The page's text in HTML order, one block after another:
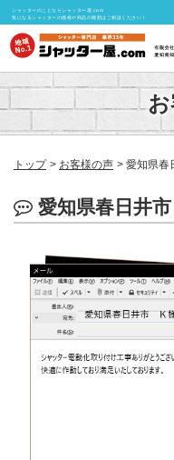
シャッターのことならシャッター屋.com
気になるシャッターの価格や商品の種類はご相談ください！
トップ お客様の声 愛知県
愛知県春日井